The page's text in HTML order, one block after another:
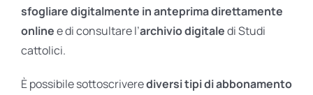
Ares Gift Card
sfogliare digitalmente in anteprima direttamente
onlinee di consultare l’archivio digitaledi Studi
cattolici.
È possibile sottoscriverediversi tipi di abbonamento